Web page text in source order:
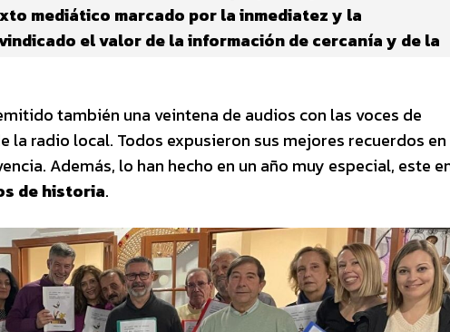
mediático marcado por la inmediatez y la
el valor de la información de cercanía y de la
también una veintena de audios con las voces de
radio local. Todos expusieron sus mejores recuerdos en
Además, lo han hecho en un año muy especial, este
de historia.